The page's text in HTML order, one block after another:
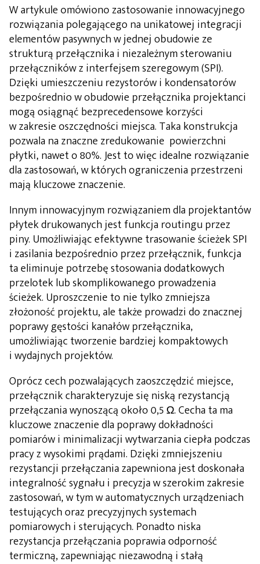
W artykule omówiono zastosowanie innowacyjnego
rozwiązania polegającego na unikatowej integracji
elementów pasywnych w jednej obudowie ze
strukturą przełącznika i niezależnym sterowaniu
przełączników z interfejsem szeregowym (SPI).
Dzięki umieszczeniu rezystorów i kondensatorów
bezpośrednio w obudowie przełącznika projektanci
mogą osiągnąć bezprecedensowe korzyści
w zakresie oszczędności miejsca. Taka konstrukcja
pozwala na znaczne zredukowanie powierzchni
płytki, nawet o 80%. Jest to więc idealne rozwiązanie
dla zastosowań, w których ograniczenia przestrzeni
mają kluczowe znaczenie.
Innym innowacyjnym rozwiązaniem dla projektantów
płytek drukowanych jest funkcja routingu przez
piny. Umożliwiając efektywne trasowanie ścieżek SPI
i zasilania bezpośrednio przez przełącznik, funkcja
ta eliminuje potrzebę stosowania dodatkowych
przelotek lub skomplikowanego prowadzenia
ścieżek. Uproszczenie to nie tylko zmniejsza
złożoność projektu, ale także prowadzi do znacznej
poprawy gęstości kanałów przełącznika,
umożliwiając tworzenie bardziej kompaktowych
i wydajnych projektów.
Oprócz cech pozwalających zaoszczędzić miejsce,
przełącznik charakteryzuje się niską rezystancją
przełączania wynoszącą około 0,5 Ω. Cecha ta ma
kluczowe znaczenie dla poprawy dokładności
pomiarów i minimalizacji wytwarzania ciepła podczas
pracy z wysokimi prądami. Dzięki zmniejszeniu
rezystancji przełączania zapewniona jest doskonała
integralność sygnału i precyzja w szerokim zakresie
zastosowań, w tym w automatycznych urządzeniach
testujących oraz precyzyjnych systemach
pomiarowych i sterujących. Ponadto niska
rezystancja przełączania poprawia odporność
termiczną, zapewniając niezawodną i stałą